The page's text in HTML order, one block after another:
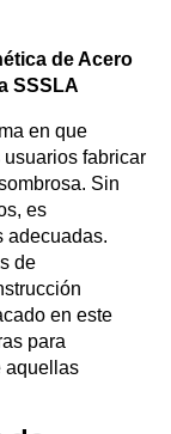
de Acero
SSSLA
en que
fabricar
Sin
es
adecuadas.
de
en este
para
aquellas